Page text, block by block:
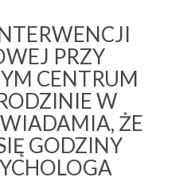
PRZY
CENTRUM
W
ŻE
GODZINY